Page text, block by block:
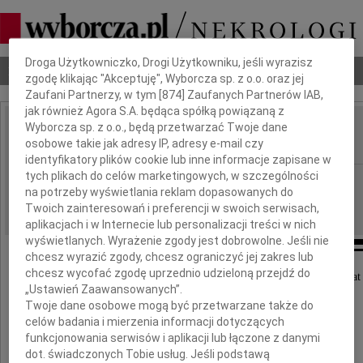
Nekrologi Odeszli Poradnik pogrzebowy
IMIĘ I NAZWISKO: Sławomir Wolski
REGION: Warszawa
DATA EMISJI: 08.06.2026
W dniu 4 lipca 2025 roku zmarł w wieku 67 lat
nasz ukochany Syn, Tata i Dziadek
Dbamy o Twoją prywatność
Droga Użytkowniczko, Drogi Użytkowniku, jeśli wyrazisz
zgodę klikając "Akceptuję", Wyborcza sp. z o.o. oraz jej
Zaufani Partnerzy, w tym [874 ] Zaufanych Partnerów IAB,
jak również Agora S.A. będąca spółką powiązaną z
Wyborcza sp. z o.o., będą przetwarzać Twoje dane
osobowe takie jak adresy IP, adresy e-mail czy
identyfikatory plików cookie lub inne informacje zapisane w
tych plikach do celów marketingowych, w szczególności
na potrzeby wyświetlania reklam dopasowanych do
Twoich zainteresowań i preferencji w swoich serwisach,
aplikacjach i w Internecie lub personalizacji treści w nich
wyświetlanych. Wyrażenie zgody jest dobrowolne. Jeśli nie
chcesz wyrazić zgody, chcesz ograniczyć jej zakres lub
chcesz wycofać zgodę uprzednio udzieloną przejdź do
„Ustawień Zaawansowanych”.
Twoje dane osobowe mogą być przetwarzane także do
celów badania i mierzenia informacji dotyczących
funkcjonowania serwisów i aplikacji lub łączone z danymi
dot. świadczonych Tobie usług. Jeśli podstawą